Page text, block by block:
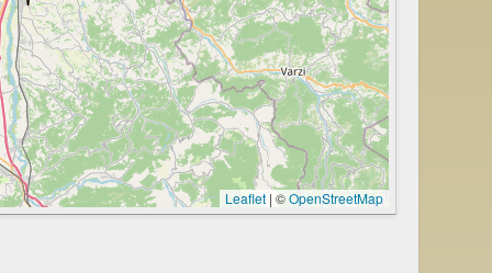
Leaflet | ©OpenStreetMap